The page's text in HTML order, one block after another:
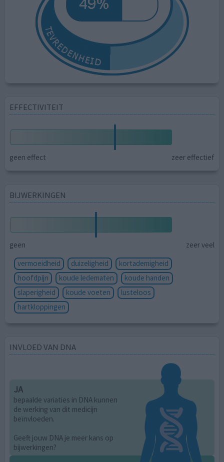
EFFECTIVITEIT
geen effect zeer effectief
BIJWERKINGEN
geen
zeer veel
vermoeidheid
duizeligheid
kortademigheid
hoofdpijn
koude ledematen
koude handen
slaperigheid
koude voeten
lusteloos
hartkloppingen
INVLOED VAN DNA
JA
bepaalde variaties in DNA kunnen
de werking van dit medicijn
beïnvloeden.
Geeft jouw DNA je meer kans op
bijwerkingen?